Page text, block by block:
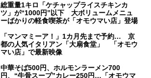
総重量1キロ「ケチャップライスチキンカ
ツ」が“1000円”以下 大ボリュームメニュ
ーばかりの軽食喫茶が「オモウマい店」登場
「マンマミーア！」1カ月先まで予約… 京
都の人気イタリアン「大扇食堂」 「オモウ
マい店」で最新映像
中華そば500円、ホルモンラーメン700
円、“牛骨スープ”カレー250円…「オモウマ